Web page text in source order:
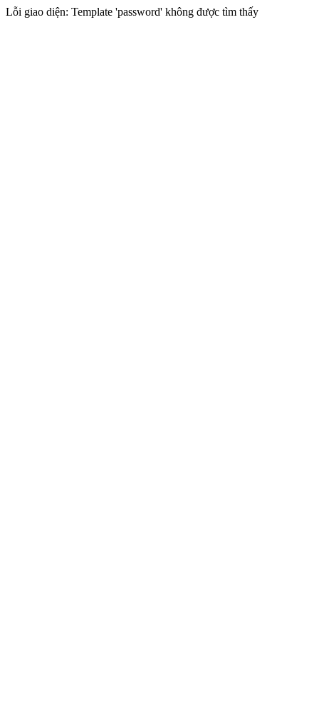
Lỗi giao diện: Template 'password' không được tìm thấy